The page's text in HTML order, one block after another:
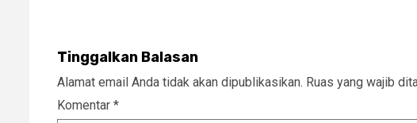
Tinggalkan Balasan
Alamat email Anda tidak akan dipublikasikan. Ruas yang wajib
Komentar *